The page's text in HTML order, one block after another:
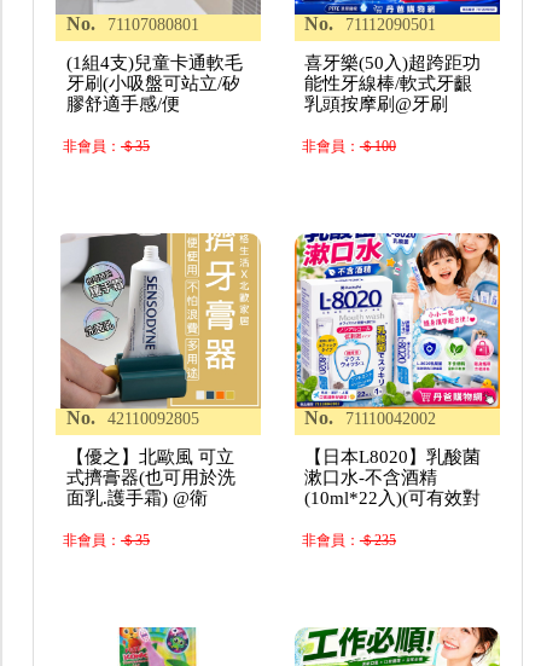
No. 71107080801
(1組4支)兒童卡通軟毛
牙刷(小吸盤可站立/矽
膠舒適手感/便
非會員：＄35
No. 71112090501
喜牙樂(50入)超跨距功
能性牙線棒/軟式牙齦
乳頭按摩刷@牙刷
非會員：＄100
No. 42110092805
【優之】北歐風 可立
式擠膏器(也可用於洗
面乳.護手霜) @衛
非會員：＄35
No. 71110042002
【日本L8020】乳酸菌
漱口水-不含酒精
(10ml*22入)(可有效對
非會員：＄235